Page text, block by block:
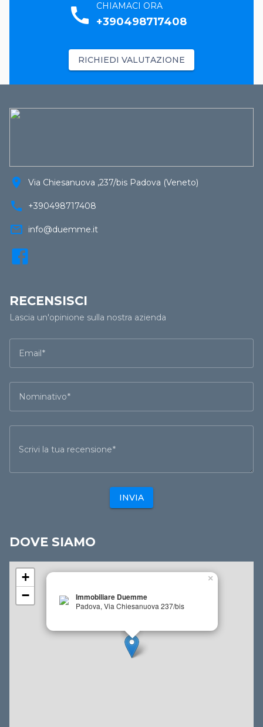
call CHIAMACI ORA
+390498717408
RICHIEDI VALUTAZIONE
location_on Via Chiesanuova ,237/bis Padova (Veneto)
call +390498717408
mail_outline info@duemme.it
RECENSISCI
Lascia un'opinione sulla nostra azienda
Email
Nominativo
Scrivi la tua recensione
INVIA
DOVE SIAMO
Immobiliare Duemme
Padova, Via Chiesanuova 237/bis
×
+
−